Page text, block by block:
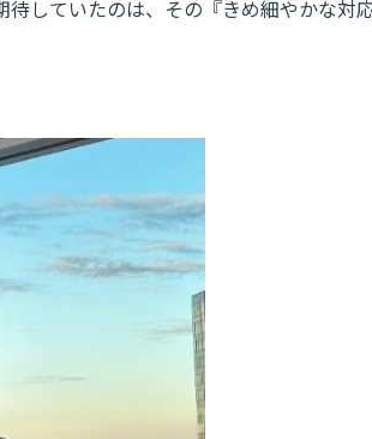
していたのは、その『きめ細やかな対応